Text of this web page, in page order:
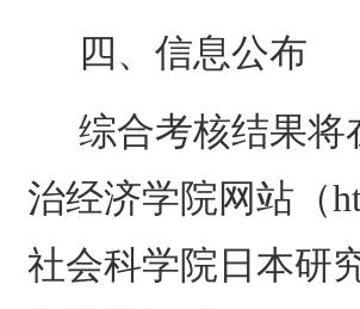
四、信息公布
综合考核结果将
治经济学院网站（
社会科学院日本研